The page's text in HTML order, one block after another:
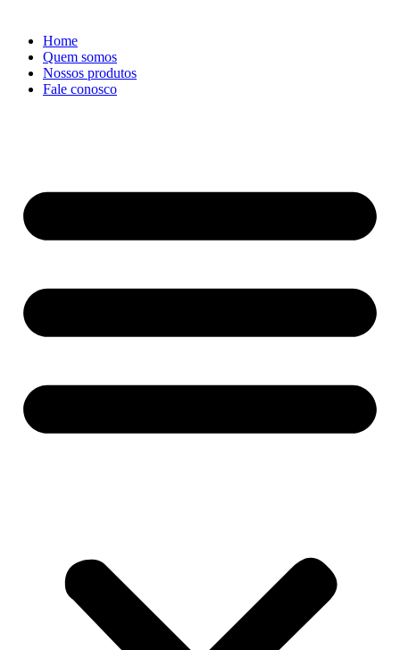
Home
Quem somos
Nossos produtos
Fale conosco